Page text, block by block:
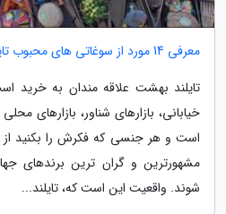
معرفی 14 مورد از سوغاتی های محبوب تایلند
تایلند بهشت علاقه مندان به خرید
خیابانی، بازارهای شناور، بازارهای
است و هر جنسی که فکرش را بکنید از
مشهورترین و گران ترین برندهای
شوند. واقعیت این است که، تایلند...